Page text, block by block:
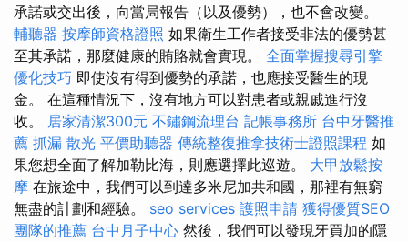
承諾或交出後，向當局報告（以及優勢），也不會改變。
輔聽器 按摩師資格證照 如果衛生工作者接受非法的優勢甚
至其承諾，那麼健康的賄賂就會實現。 全面掌握搜尋引擎
優化技巧 即使沒有得到優勢的承諾，也應接受醫生的現
金。 在這種情況下，沒有地方可以對患者或親戚進行沒
收。 居家清潔300元 不鏽鋼流理台 記帳事務所 台中牙醫推
薦 抓漏 散光 平價助聽器 傳統整復推拿技術士證照課程 如
果您想全面了解加勒比海，則應選擇此巡遊。 大甲放鬆按
摩 在旅途中，我們可以到達多米尼加共和國，那裡有無窮
無盡的計劃和經驗。 seo services 護照申請 獲得優質SEO
團隊的推薦 台中月子中心 然後，我們可以發現牙買加的隱